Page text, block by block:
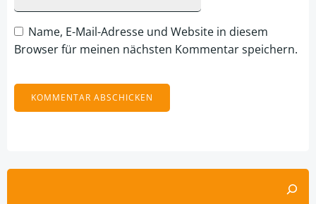
Name, E-Mail-Adresse und Website in diesem
Browser für meinen nächsten Kommentar speichern.